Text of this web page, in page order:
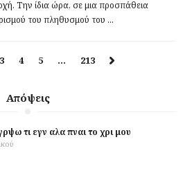
Την ίδια ώρα, σε μια προσπάθεια
του πληθυσμού του ...
3 4 5 … 213
Απόψεις
τι εγν αλα πναι το χρι μου